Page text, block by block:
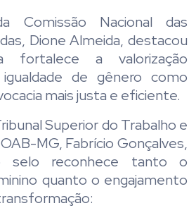
Comissão Nacional das
Dione Almeida, destacou
fortalece a valorização
de gênero como
mais justa e eficiente.
Superior do Trabalho e
MG, Fabrício Gonçalves,
selo reconhece tanto o
quanto o engajamento